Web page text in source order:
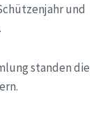
und
standen die